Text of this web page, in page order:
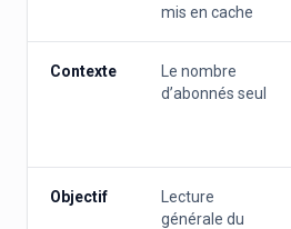
mis en cache
Contexte
Le nombre
d’abonnés seul
Objectif
Lecture
générale du